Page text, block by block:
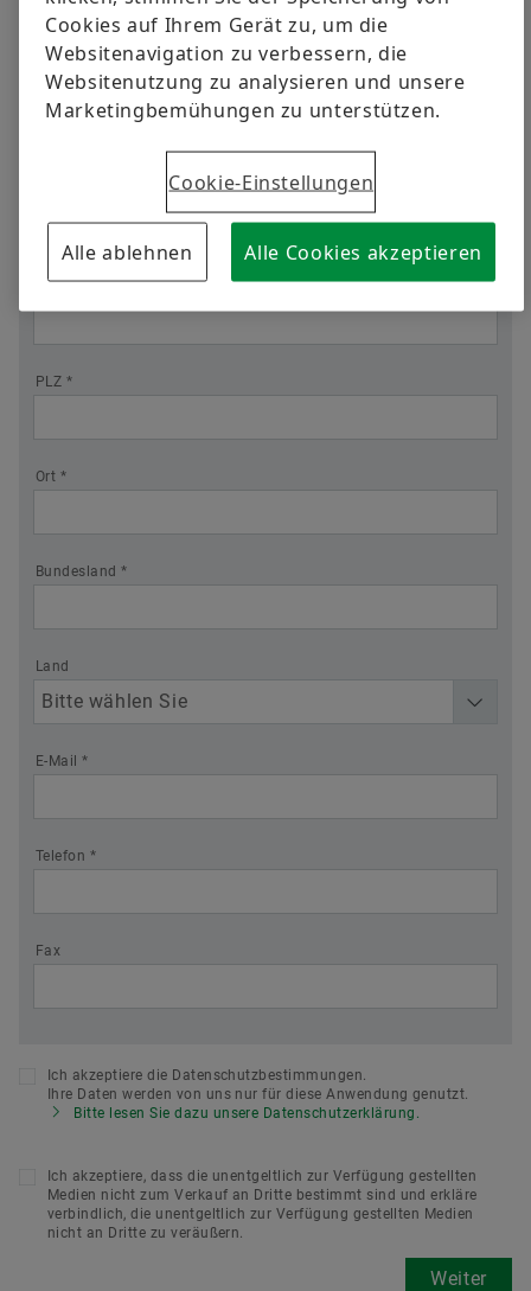
Sprache
Kontakt
Konzernwebseite
Straße 2
PLZ *
Ort *
Bundesland *
Land
E-Mail *
Telefon *
Fax
Ich akzeptiere die Datenschutzbestimmungen.
Ihre Daten werden von uns nur für diese Anwendung genutzt.
Bitte lesen Sie dazu unsere Datenschutzerklärung.
Ich akzeptiere, dass die unentgeltlich zur Verfügung gestellten
Medien nicht zum Verkauf an Dritte bestimmt sind und erkläre
verbindlich, die unentgeltlich zur Verfügung gestellten Medien
nicht an Dritte zu veräußern.
Weiter
Cookies auf Ihrem Gerät zu, um die
Websitenavigation zu verbessern, die
Websitenutzung zu analysieren und unsere
Marketingbemühungen zu unterstützen.
Cookie-Einstellungen
Alle ablehnen Alle Cookies akzeptieren